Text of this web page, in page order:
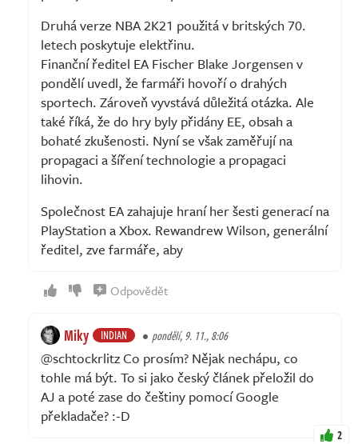
Druhá verze NBA 2K21 použitá v britských 70.
letech poskytuje elektřinu.
Finanční ředitel EA Fischer Blake Jorgensen v
pondělí uvedl, že farmáři hovoří o drahých
sportech. Zároveň vyvstává důležitá otázka. Ale
také říká, že do hry byly přidány EE, obsah a
bohaté zkušenosti. Nyní se však zaměřují na
propagaci a šíření technologie a propagaci
lihovin.
Společnost EA zahajuje hraní her šesti generací na
PlayStation a Xbox. Rewandrew Wilson, generální
ředitel, zve farmáře, aby
Odpovědět
Miky INDIAN pondělí, 9. 11., 8:06
@schtockrlitz Co prosím? Nějak nechápu, co
tohle má být. To si jako český článek přeložil do
AJ a poté zase do češtiny pomocí Google
překladače? :-D
2